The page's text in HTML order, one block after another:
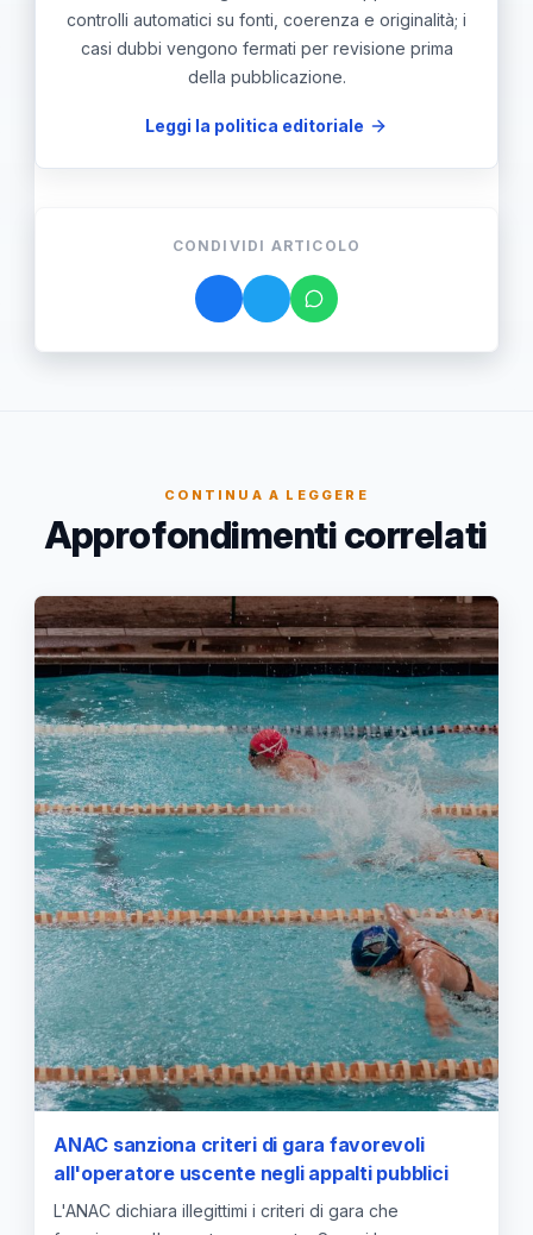
controlli automatici su fonti, coerenza e originalità; i
casi dubbi vengono fermati per revisione prima
della pubblicazione.
Leggi la politica editoriale
CONDIVIDI ARTICOLO
CONTINUA A LEGGERE
Approfondimenti correlati
ANAC sanziona criteri di gara favorevoli
all'operatore uscente negli appalti pubblici
L'ANAC dichiara illegittimi i criteri di gara che